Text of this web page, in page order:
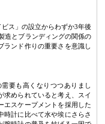
ス」の設立からわずか3年後
造とブランディングの関係の
ランド作りの重要さを意識し
要も高くなりつつありまし
求められていると考え、スイ
エスケープメントを採用した
時計に比べて水や埃にさらさ